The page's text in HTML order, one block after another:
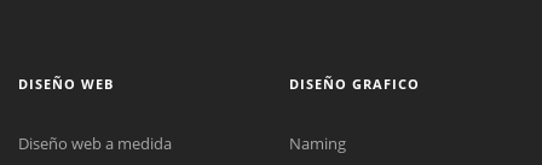
DISEÑO WEB
Diseño web a medida
DISEÑO GRAFICO
Naming